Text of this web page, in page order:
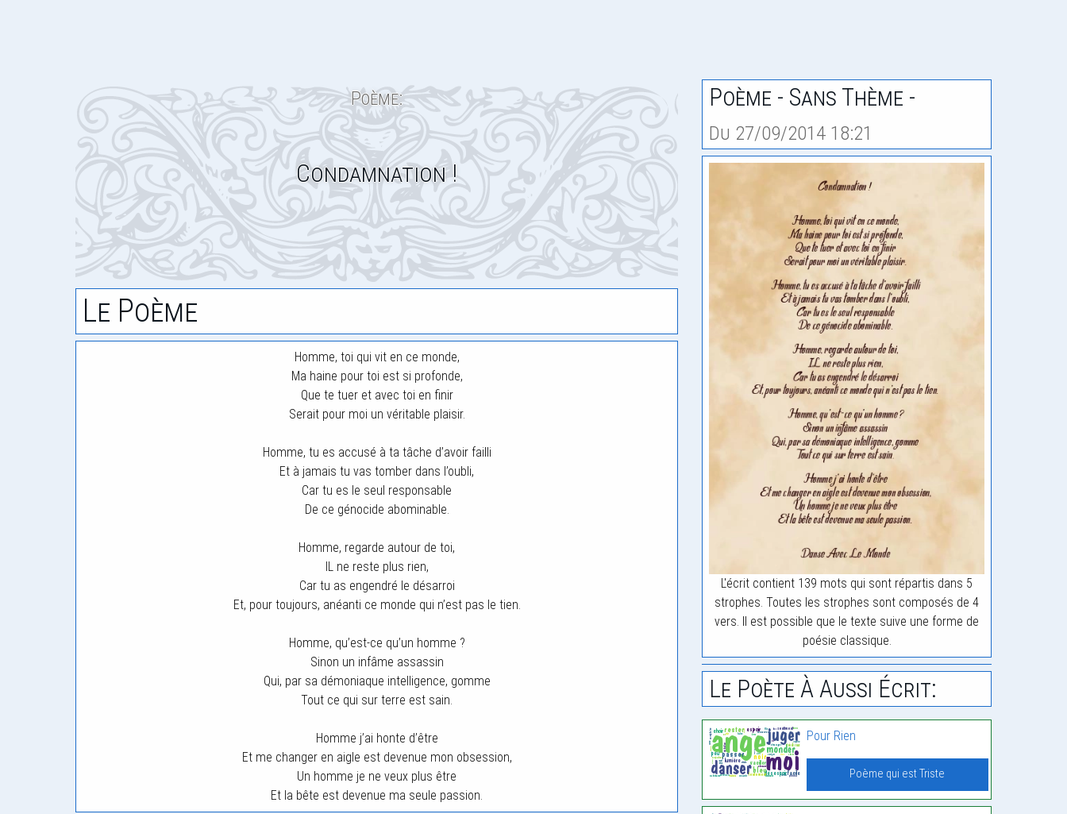
Poème:
Condamnation !
Le Poème
Homme, toi qui vit en ce monde,
Ma haine pour toi est si profonde,
Que te tuer et avec toi en finir
Serait pour moi un véritable plaisir.
Homme, tu es accusé à ta tâche d’avoir failli
Et à jamais tu vas tomber dans l’oubli,
Car tu es le seul responsable
De ce génocide abominable.
Homme, regarde autour de toi,
IL ne reste plus rien,
Car tu as engendré le désarroi
Et, pour toujours, anéanti ce monde qui n’est pas le tien.
Homme, qu’est-ce qu’un homme ?
Sinon un infâme assassin
Qui, par sa démoniaque intelligence, gomme
Tout ce qui sur terre est sain.
Homme j’ai honte d’être
Et me changer en aigle est devenue mon obsession,
Un homme je ne veux plus être
Et la bête est devenue ma seule passion.
Poème - Sans Thème -
Du 27/09/2014 18:21
L'écrit contient 139 mots qui sont répartis dans 5
strophes. Toutes les strophes sont composés de 4
vers. Il est possible que le texte suive une forme de
poésie classique.
Le Poète À Aussi Écrit:
Pour Rien
Poème qui est Triste